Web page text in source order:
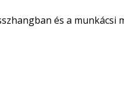
és a munkácsi